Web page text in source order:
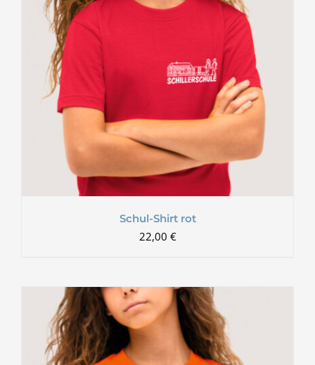
Schul-Shirt rot
22,00 €